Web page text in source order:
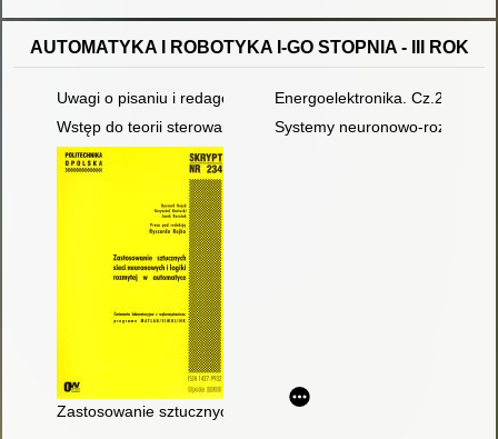
AUTOMATYKA I ROBOTYKA I-GO STOPNIA - III ROK
Uwagi o pisaniu i redagowaniu prac dyplomowych na studiach
Energoelektronika. Cz.2
Wstęp do teorii sterowania cyfrowegoSystemy neuronowo-rozmyte
Zastosowanie sztucznych sieci neuronowych i logiki rozmytej